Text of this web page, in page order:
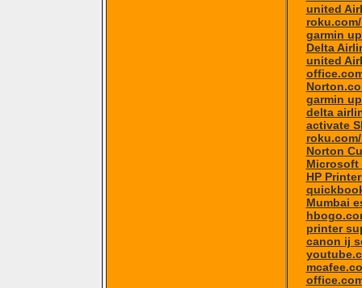
united
garmin
Delta
united
garmin
delta
activate
Norton
Microsoft
HP
Mumbai
printer
canon ij